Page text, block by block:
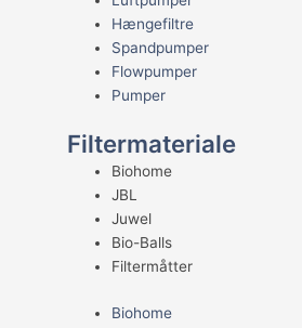
Hængefiltre
Spandpumper
Flowpumper
Pumper
Filtermateriale
Biohome
JBL
Juwel
Bio-Balls
Filtermåtter
Biohome